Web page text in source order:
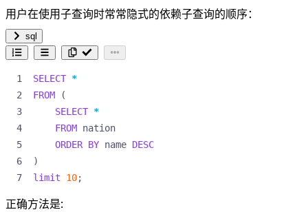
用户在使用子查询时常常隐式的依赖子查询的顺序：
sql
SELECT *
FROM
(
SELECT *
FROM nation
ORDER BY name DESC
)
limit
10;
正确方法是: